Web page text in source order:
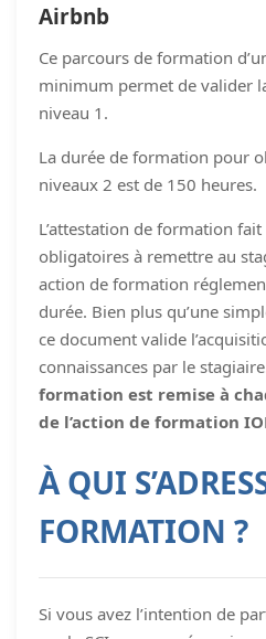
Airbnb
Ce parcours de formation
minimum permet de valider
niveau 1.
La durée de formation pour
niveaux 2 est de 150 heures.
L’attestation de formation
obligatoires à remettre au
action de formation
durée. Bien plus qu’une
ce document valide
connaissances par le
formation est remise à
de l’action de formation
À QUI
FORMATION ?
Si vous avez l’intention de